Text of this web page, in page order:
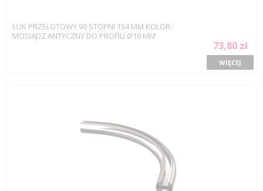
ŁUK PRZELOTOWY 90 STOPNI 154 MM KOLOR:
MOSIĄDZ ANTYCZNY DO PROFILI Ø19 MM
73,80 zł
WIĘCEJ